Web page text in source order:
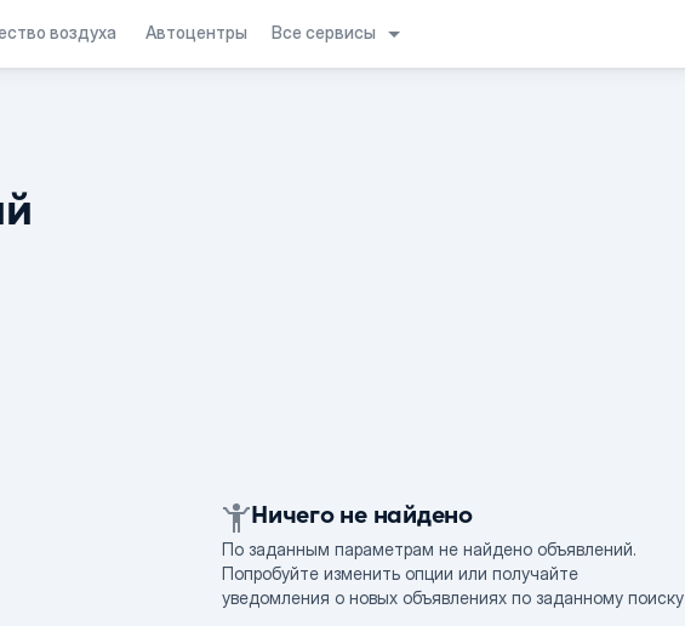
воздуха Автоцентры Все сервисы
Ничего не найдено
По заданным параметрам не найдено объявлений.
Попробуйте изменить опции или получайте
уведомления о новых объявлениях по заданному поиску